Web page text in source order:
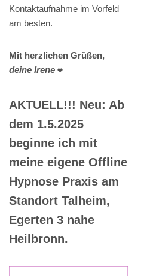
Kontaktaufnahme im Vorfeld
am besten.
Mit herzlichen Grüßen,
deine Irene ❤️
AKTUELL!!! Neu: Ab
dem 1.5.2025
beginne ich mit
meine eigene Offline
Hypnose Praxis am
Standort Talheim,
Egerten 3 nahe
Heilbronn.